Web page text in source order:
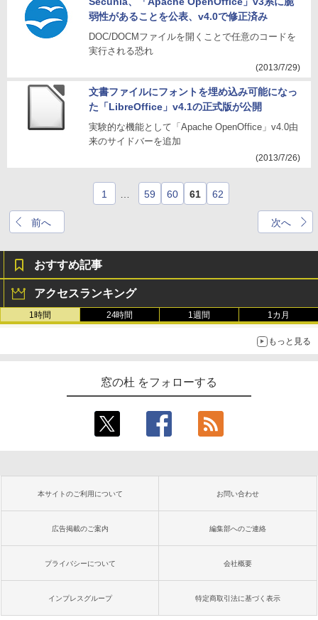
弱性があることを公表、v4.0で修正済み
DOC/DOCMファイルを開くことで任意のコードを
実行される恐れ
(2013/7/29)
文書ファイルにフォントを埋め込み可能になっ
た「LibreOffice」v4.1の正式版が公開
実験的な機能として「Apache OpenOffice」v4.0由
来のサイドバーを追加
(2013/7/26)
前へ
1 59 60 61 62
次へ
おすすめ記事
アクセスランキング
1時間 24時間 1週間 1カ月
もっと見る
窓の杜 をフォローする
本サイトのご利用について お問い合わせ
広告掲載のご案内 編集部へのご連絡
プライバシーについて 会社概要
インプレスグループ 特定商取引法に基づく表示